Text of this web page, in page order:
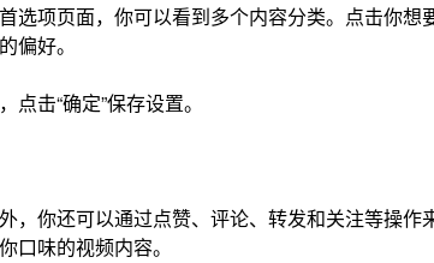
选项页面，你可以看到多个内容分类。点击你想
偏好。
击“确定”保存设置。
，你还可以通过点赞、评论、转发和关注等操
口味的视频内容。